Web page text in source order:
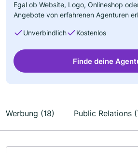
Egal ob Website, Logo, Onlineshop
Angebote von erfahrenen Agenturen
Unverbindlich Kostenlos
Finde deine
Werbung (18) Public Relations